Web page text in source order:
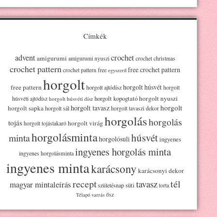
Címkék
adventamigurumi amigurumi nyuszi crochet crochet christmas
crochet pattern crochet pattern free egyszerű free crochet pattern
free patternhorgolt horgolt ajtódísz horgolt húsvét horgolt
húsvéti ajtódísz horgolt húsvéti dísz horgolt kopogtatóhorgolt nyuszi
horgolt sapkahorgolt sálhorgolt tavasz horgolt tavaszi dekor horgolt
tojás horgolt tojástakaró horgolt virághorgoláshorgolás
mintahorgolásmintahorgolósulihúsvétingyenes
ingyenes horgolásmintaingyenes horgolás minta
ingyenes mintakarácsony karácsonyi dekor
magyar mintaleírásrecept születésnap süti tavasz torta tél
Télapó varrás ősz